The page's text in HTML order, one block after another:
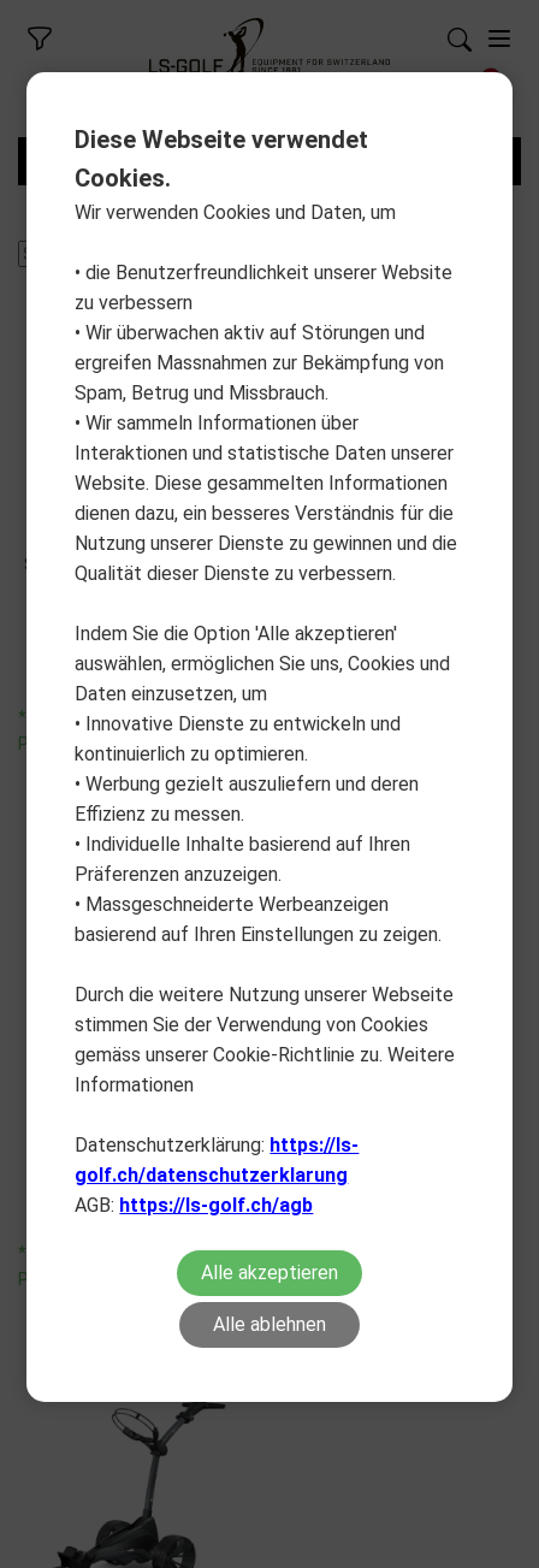
MOTOCADDY
S1 Facelift Lithium 11ah DHC
*unverbindliche
Preisempfehlung
MOTOCADDY
Preisempfehlung
CHF1,799.00
*unverbindliche
Preisempfehlung
*unverbindliche
Preisempfehlung
Diese Webseite verwendet
Cookies.
Wir verwenden Cookies und Daten, um
• die Benutzerfreundlichkeit unserer Website
zu verbessern
• Wir überwachen aktiv auf Störungen und
ergreifen Massnahmen zur Bekämpfung von
Spam, Betrug und Missbrauch.
• Wir sammeln Informationen über
Interaktionen und statistische Daten unserer
Website. Diese gesammelten Informationen
dienen dazu, ein besseres Verständnis für die
Nutzung unserer Dienste zu gewinnen und die
Qualität dieser Dienste zu verbessern.
Indem Sie die Option 'Alle akzeptieren'
auswählen, ermöglichen Sie uns, Cookies und
Daten einzusetzen, um
• Innovative Dienste zu entwickeln und
kontinuierlich zu optimieren.
• Werbung gezielt auszuliefern und deren
Effizienz zu messen.
• Individuelle Inhalte basierend auf Ihren
Präferenzen anzuzeigen.
• Massgeschneiderte Werbeanzeigen
basierend auf Ihren Einstellungen zu zeigen.
Durch die weitere Nutzung unserer Webseite
stimmen Sie der Verwendung von Cookies
gemäss unserer Cookie-Richtlinie zu. Weitere
Informationen
Datenschutzerklärung: https://ls-
golf.ch/datenschutzerklarung
AGB: https://ls-golf.ch/agb
Alle akzeptieren
Alle ablehnen